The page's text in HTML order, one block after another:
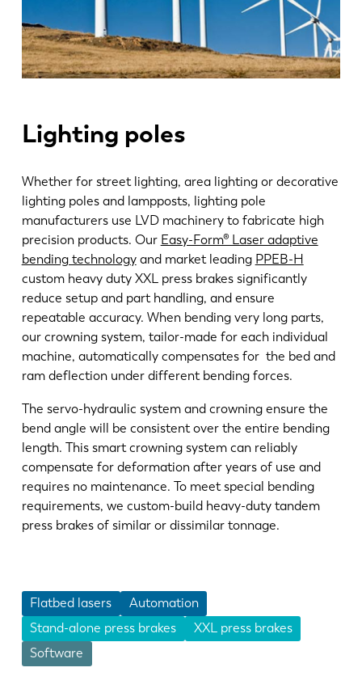
Lighting poles
Whether for street lighting, area lighting or decorative
lighting poles and lampposts, lighting pole
manufacturers use LVD machinery to fabricate high
precision products. Our Easy-Form® Laser adaptive
bending technologyand market leading PPEB-H
custom heavy duty XXL press brakes significantly
reduce setup and part handling, and ensure
repeatable accuracy. When bending very long parts,
our crowning system, tailor-made for each individual
machine, automatically compensates for the bed and
ram deflection under different bending forces.
The servo-hydraulic system and crowning ensure the
bend angle will be consistent over the entire bending
length. This smart crowning system can reliably
compensate for deformation after years of use and
requires no maintenance. To meet special bending
requirements, we custom-build heavy-duty tandem
press brakes of similar or dissimilar tonnage.
Flatbed lasers
Automation
Stand-alone press brakes
XXL press brakes
Software
EN NL
FR EN-US
DE IT
KO CN